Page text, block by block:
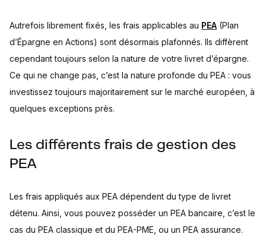
Autrefois librement fixés, les frais applicables au PEA (Plan
d’Épargne en Actions) sont désormais plafonnés. Ils diffèrent
cependant toujours selon la nature de votre livret d’épargne.
Ce qui ne change pas, c’est la nature profonde du PEA : vous
investissez toujours majoritairement sur le marché européen, à
quelques exceptions près.
Les différents frais de gestion des
PEA
Les frais appliqués aux PEA dépendent du type de livret
détenu. Ainsi, vous pouvez posséder un PEA bancaire, c’est le
cas du PEA classique et du PEA-PME, ou un PEA assurance.